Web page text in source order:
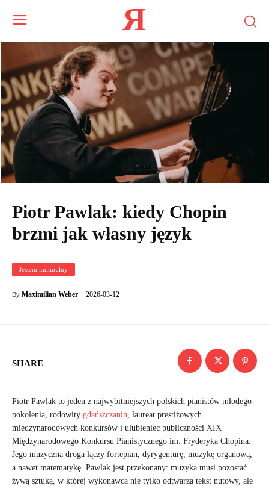
Я
Piotr Pawlak: kiedy Chopin
brzmi jak własny język
Jestem kulturalny
By Maximilian Weber 2026-03-12
SHARE
Piotr Pawlak to jeden z najwybitniejszych polskich pianistów młodego
pokolenia, rodowity gdańszczanin, laureat prestiżowych
międzynarodowych konkursów i ulubieniec publiczności XIX
Międzynarodowego Konkursu Pianistycznego im. Fryderyka Chopina.
Jego muzyczna droga łączy fortepian, dyrygenturę, muzykę organową,
a nawet matematykę. Pawlak jest przekonany: muzyka musi pozostać
żywą sztuką, w której wykonawca nie tylko odtwarza tekst nutowy, ale